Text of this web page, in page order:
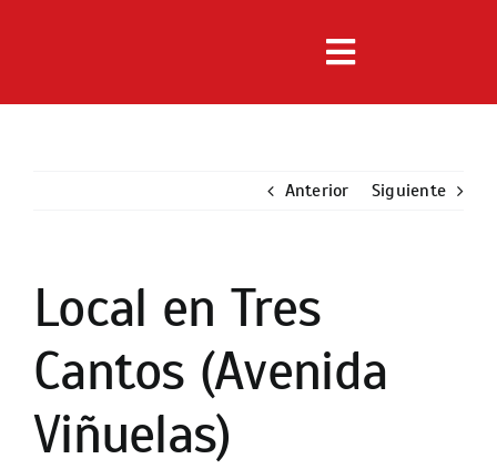
Toggle
Navigation
Servicios
Anterior Siguiente
Ver
imagen
más
grande
Local en Tres
Cantos (Avenida
Viñuelas)